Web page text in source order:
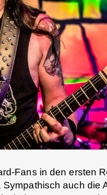
Fans in den ersten
auch die